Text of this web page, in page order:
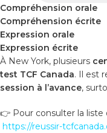
Compréhension orale
Compréhension écrite
Expression orale
Expression écrite
À New York, plusieurs
test TCF Canada. Il est
session à l’avance,
👉 Pour consulter la liste
https://reussir-